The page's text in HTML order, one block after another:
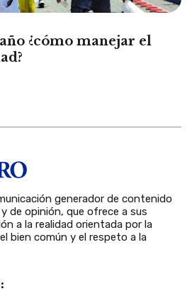
¿cómo manejar el
generador de contenido
de opinión, que ofrece a sus
a la realidad orientada por la
bien común y el respeto a la